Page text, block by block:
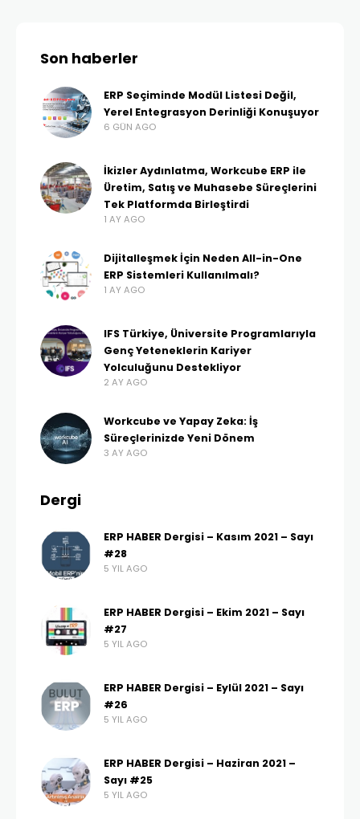
Son haberler
ERP Seçiminde Modül Listesi Değil,
Yerel Entegrasyon Derinliği Konuşuyor
6 GÜN AGO
İkizler Aydınlatma, Workcube ERP ile
Üretim, Satış ve Muhasebe Süreçlerini
Tek Platformda Birleştirdi
1 AY AGO
Dijitalleşmek İçin Neden All-in-One
ERP Sistemleri Kullanılmalı?
1 AY AGO
IFS Türkiye, Üniversite Programlarıyla
Genç Yeteneklerin Kariyer
Yolculuğunu Destekliyor
2 AY AGO
Workcube ve Yapay Zeka: İş
Süreçlerinizde Yeni Dönem
3 AY AGO
Dergi
ERP HABER Dergisi – Kasım 2021 – Sayı
#28
5 YIL AGO
ERP HABER Dergisi – Ekim 2021 – Sayı
#27
5 YIL AGO
ERP HABER Dergisi – Eylül 2021 – Sayı
#26
5 YIL AGO
ERP HABER Dergisi – Haziran 2021 –
Sayı #25
5 YIL AGO